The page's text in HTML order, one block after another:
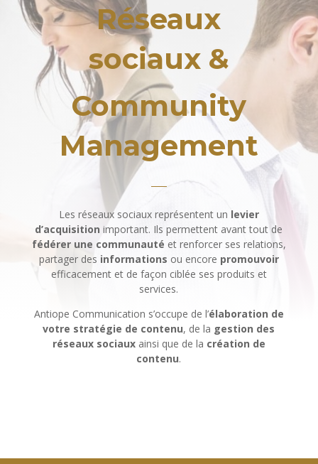
Réseaux
sociaux &
Community
Management
Les réseaux sociaux représentent un levier
d’acquisition important. Ils permettent avant tout de
fédérer une communauté et renforcer ses relations,
partager des informations ou encore promouvoir
efficacement et de façon ciblée ses produits et
services.
Antiope Communication s’occupe de l’élaboration de
votre stratégie de contenu, de la gestion des
réseaux sociauxainsi que de la création de
contenu.